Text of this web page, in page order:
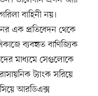
বাহিনী নয়।
এক প্রতিবেদন থেকে
ব্যবহৃত বাণিজ্যিক
মাধ্যমে সেগুলোকে
ট্যাংক সরিয়ে
বসিয়ে আরডিএক্স